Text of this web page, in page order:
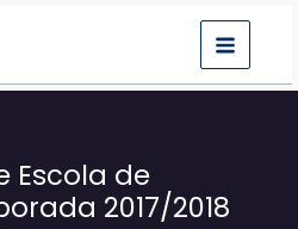
Escola de
2017/2018